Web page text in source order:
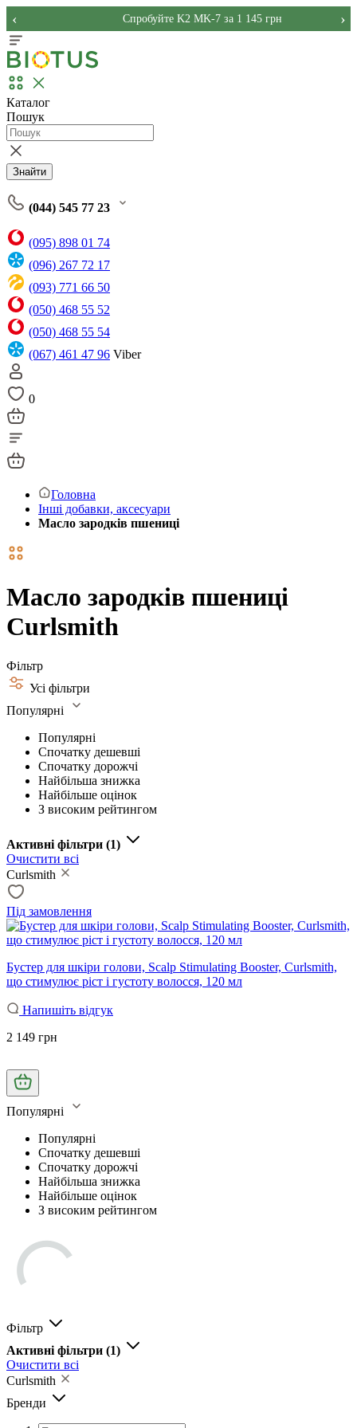
Спробуйте K2 MK-7 за 1 145 грн
‹ ›
Каталог
Пошук
Знайти
(044) 545 77 23
(095) 898 01 74
(096) 267 72 17
(093) 771 66 50
(050) 468 55 52
(050) 468 55 54
(067) 461 47 96 Viber
0
Головна
Інші добавки, аксесуари
Масло зародків пшениці
Масло зародків пшениці
Curlsmith
Фільтр
Усі фільтри
Популярні
Популярні
Спочатку дешевші
Спочатку дорожчі
Найбільша знижка
Найбільше оцінок
З високим рейтингом
Активні фільтри (1)
Очистити всі
Curlsmith
Під замовлення
Бустер для шкіри голови, Scalp Stimulating Booster, Curlsmith,
що стимулює ріст і густоту волосся, 120 мл
Напишіть відгук
2 149 грн
Популярні
Популярні
Спочатку дешевші
Спочатку дорожчі
Найбільша знижка
Найбільше оцінок
З високим рейтингом
Фільтр
Активні фільтри (1)
Очистити всі
Curlsmith
Бренди